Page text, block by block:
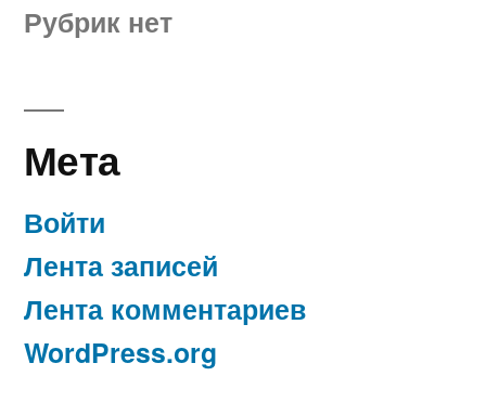
Рубрик нет
Мета
Войти
Лента записей
Лента комментариев
WordPress.org